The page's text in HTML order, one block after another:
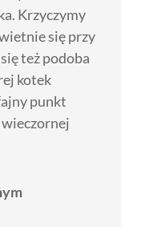
Krzyczymy
się przy
też podoba
kotek
punkt